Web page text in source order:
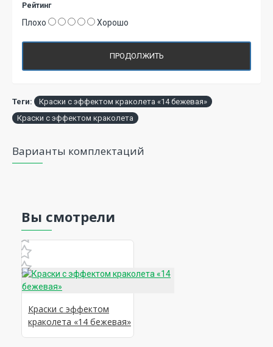
Рейтинг
Плохо Хорошо
ПРОДОЛЖИТЬ
Теги:
Краски с эффектом краколета «14 бежевая»
Краски с эффектом краколета
Варианты комплектаций
Вы смотрели
Краски с эффектом
краколета «14 бежевая»